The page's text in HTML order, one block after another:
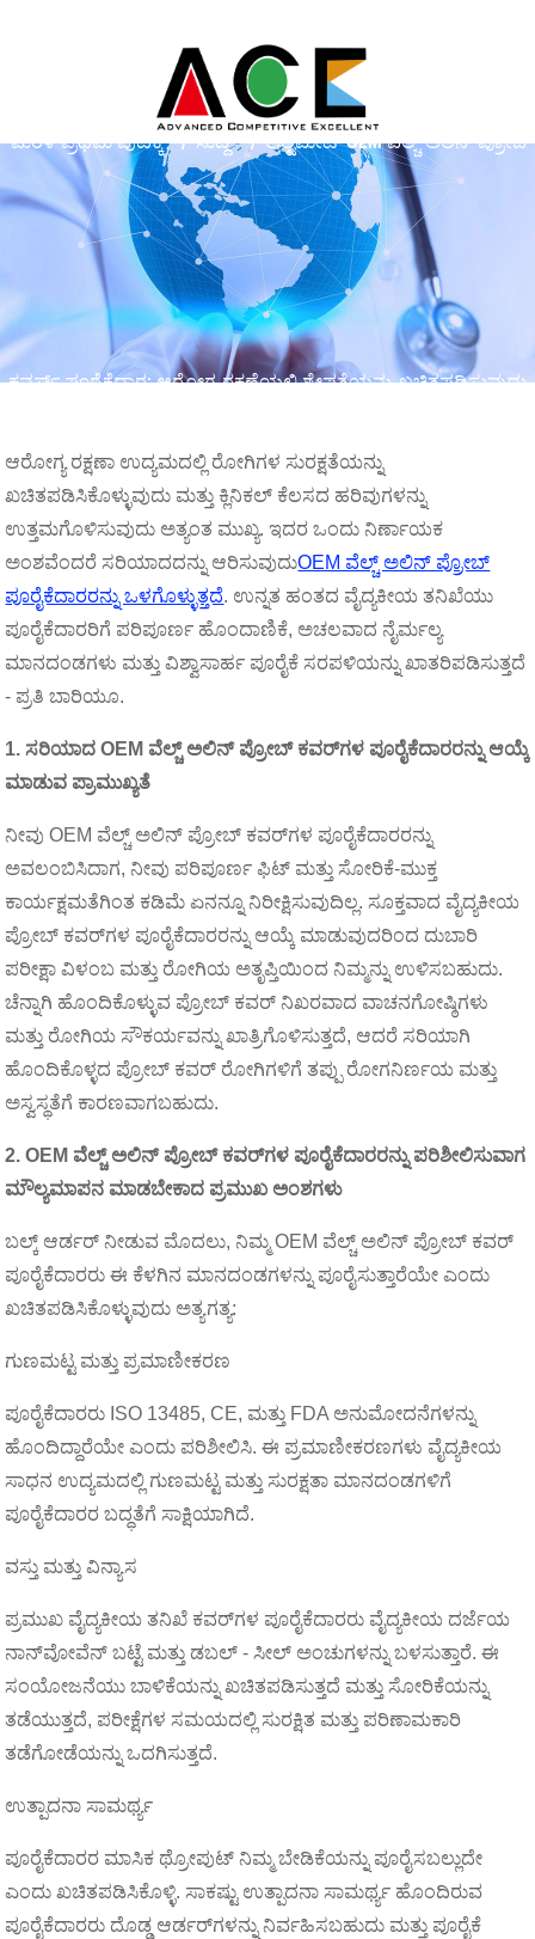
ಮರಳಿ ಪ್ರಥಮ ಪುಟಕ್ಕೆ ಸುದ್ದಿ ಅಲ್ಟಿಮೇಟ್ OEM ವೆಲ್ಚ್ ಅಲಿನ್ ಪ್ರೋಬ್
ಕವರ್ಸ್ ಪೂರೈಕೆದಾರ: ಆರೋಗ್ಯ ರಕ್ಷಣೆಯಲ್ಲಿ ಶ್ರೇಷ್ಠತೆಯನ್ನು ಖಚಿತಪಡಿಸುವುದು
ಆರೋಗ್ಯ ರಕ್ಷಣಾ ಉದ್ಯಮದಲ್ಲಿ ರೋಗಿಗಳ ಸುರಕ್ಷತೆಯನ್ನು
ಖಚಿತಪಡಿಸಿಕೊಳ್ಳುವುದು ಮತ್ತು ಕ್ಲಿನಿಕಲ್ ಕೆಲಸದ ಹರಿವುಗಳನ್ನು
ಉತ್ತಮಗೊಳಿಸುವುದು ಅತ್ಯಂತ ಮುಖ್ಯ. ಇದರ ಒಂದು ನಿರ್ಣಾಯಕ
ಅಂಶವೆಂದರೆ ಸರಿಯಾದದನ್ನು ಆರಿಸುವುದುOEM ವೆಲ್ಚ್ ಅಲಿನ್ ಪ್ರೋಬ್
ಪೂರೈಕೆದಾರರನ್ನು ಒಳಗೊಳ್ಳುತ್ತದೆ. ಉನ್ನತ ಹಂತದ ವೈದ್ಯಕೀಯ ತನಿಖೆಯು
ಪೂರೈಕೆದಾರರಿಗೆ ಪರಿಪೂರ್ಣ ಹೊಂದಾಣಿಕೆ, ಅಚಲವಾದ ನೈರ್ಮಲ್ಯ
ಮಾನದಂಡಗಳು ಮತ್ತು ವಿಶ್ವಾಸಾರ್ಹ ಪೂರೈಕೆ ಸರಪಳಿಯನ್ನು ಖಾತರಿಪಡಿಸುತ್ತದೆ
- ಪ್ರತಿ ಬಾರಿಯೂ.
1. ಸರಿಯಾದ OEM ವೆಲ್ಚ್ ಅಲಿನ್ ಪ್ರೋಬ್ ಕವರ್‌ಗಳ ಪೂರೈಕೆದಾರರನ್ನು ಆಯ್ಕೆ
ಮಾಡುವ ಪ್ರಾಮುಖ್ಯತೆ
ನೀವು OEM ವೆಲ್ಚ್ ಅಲಿನ್ ಪ್ರೋಬ್ ಕವರ್‌ಗಳ ಪೂರೈಕೆದಾರರನ್ನು
ಅವಲಂಬಿಸಿದಾಗ, ನೀವು ಪರಿಪೂರ್ಣ ಫಿಟ್ ಮತ್ತು ಸೋರಿಕೆ-ಮುಕ್ತ
ಕಾರ್ಯಕ್ಷಮತೆಗಿಂತ ಕಡಿಮೆ ಏನನ್ನೂ ನಿರೀಕ್ಷಿಸುವುದಿಲ್ಲ. ಸೂಕ್ತವಾದ ವೈದ್ಯಕೀಯ
ಪ್ರೋಬ್ ಕವರ್‌ಗಳ ಪೂರೈಕೆದಾರರನ್ನು ಆಯ್ಕೆ ಮಾಡುವುದರಿಂದ ದುಬಾರಿ
ಪರೀಕ್ಷಾ ವಿಳಂಬ ಮತ್ತು ರೋಗಿಯ ಅತೃಪ್ತಿಯಿಂದ ನಿಮ್ಮನ್ನು ಉಳಿಸಬಹುದು.
ಚೆನ್ನಾಗಿ ಹೊಂದಿಕೊಳ್ಳುವ ಪ್ರೋಬ್ ಕವರ್ ನಿಖರವಾದ ವಾಚನಗೋಷ್ಠಿಗಳು
ಮತ್ತು ರೋಗಿಯ ಸೌಕರ್ಯವನ್ನು ಖಾತ್ರಿಗೊಳಿಸುತ್ತದೆ, ಆದರೆ ಸರಿಯಾಗಿ
ಹೊಂದಿಕೊಳ್ಳದ ಪ್ರೋಬ್ ಕವರ್ ರೋಗಿಗಳಿಗೆ ತಪ್ಪು ರೋಗನಿರ್ಣಯ ಮತ್ತು
ಅಸ್ವಸ್ಥತೆಗೆ ಕಾರಣವಾಗಬಹುದು.
2. OEM ವೆಲ್ಚ್ ಅಲಿನ್ ಪ್ರೋಬ್ ಕವರ್‌ಗಳ ಪೂರೈಕೆದಾರರನ್ನು ಪರಿಶೀಲಿಸುವಾಗ
ಮೌಲ್ಯಮಾಪನ ಮಾಡಬೇಕಾದ ಪ್ರಮುಖ ಅಂಶಗಳು
ಬಲ್ಕ್ ಆರ್ಡರ್ ನೀಡುವ ಮೊದಲು, ನಿಮ್ಮ OEM ವೆಲ್ಚ್ ಅಲಿನ್ ಪ್ರೋಬ್ ಕವರ್
ಪೂರೈಕೆದಾರರು ಈ ಕೆಳಗಿನ ಮಾನದಂಡಗಳನ್ನು ಪೂರೈಸುತ್ತಾರೆಯೇ ಎಂದು
ಖಚಿತಪಡಿಸಿಕೊಳ್ಳುವುದು ಅತ್ಯಗತ್ಯ:
ಗುಣಮಟ್ಟ ಮತ್ತು ಪ್ರಮಾಣೀಕರಣ
ಪೂರೈಕೆದಾರರು ISO 13485, CE, ಮತ್ತು FDA ಅನುಮೋದನೆಗಳನ್ನು
ಹೊಂದಿದ್ದಾರೆಯೇ ಎಂದು ಪರಿಶೀಲಿಸಿ. ಈ ಪ್ರಮಾಣೀಕರಣಗಳು ವೈದ್ಯಕೀಯ
ಸಾಧನ ಉದ್ಯಮದಲ್ಲಿ ಗುಣಮಟ್ಟ ಮತ್ತು ಸುರಕ್ಷತಾ ಮಾನದಂಡಗಳಿಗೆ
ಪೂರೈಕೆದಾರರ ಬದ್ಧತೆಗೆ ಸಾಕ್ಷಿಯಾಗಿದೆ.
ವಸ್ತು ಮತ್ತು ವಿನ್ಯಾಸ
ಪ್ರಮುಖ ವೈದ್ಯಕೀಯ ತನಿಖೆ ಕವರ್‌ಗಳ ಪೂರೈಕೆದಾರರು ವೈದ್ಯಕೀಯ ದರ್ಜೆಯ
ನಾನ್‌ವೋವೆನ್ ಬಟ್ಟೆ ಮತ್ತು ಡಬಲ್ - ಸೀಲ್ ಅಂಚುಗಳನ್ನು ಬಳಸುತ್ತಾರೆ. ಈ
ಸಂಯೋಜನೆಯು ಬಾಳಿಕೆಯನ್ನು ಖಚಿತಪಡಿಸುತ್ತದೆ ಮತ್ತು ಸೋರಿಕೆಯನ್ನು
ತಡೆಯುತ್ತದೆ, ಪರೀಕ್ಷೆಗಳ ಸಮಯದಲ್ಲಿ ಸುರಕ್ಷಿತ ಮತ್ತು ಪರಿಣಾಮಕಾರಿ
ತಡೆಗೋಡೆಯನ್ನು ಒದಗಿಸುತ್ತದೆ.
ಉತ್ಪಾದನಾ ಸಾಮರ್ಥ್ಯ
ಪೂರೈಕೆದಾರರ ಮಾಸಿಕ ಥ್ರೋಪುಟ್ ನಿಮ್ಮ ಬೇಡಿಕೆಯನ್ನು ಪೂರೈಸಬಲ್ಲುದೇ
ಎಂದು ಖಚಿತಪಡಿಸಿಕೊಳ್ಳಿ. ಸಾಕಷ್ಟು ಉತ್ಪಾದನಾ ಸಾಮರ್ಥ್ಯ ಹೊಂದಿರುವ
ಪೂರೈಕೆದಾರರು ದೊಡ್ಡ ಆರ್ಡರ್‌ಗಳನ್ನು ನಿರ್ವಹಿಸಬಹುದು ಮತ್ತು ಪೂರೈಕೆ